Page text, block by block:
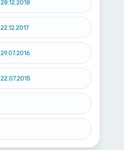
28.12.2018
22.12.2017
29.07.2016
22.07.2015